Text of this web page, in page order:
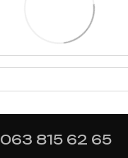
063 815 62 65